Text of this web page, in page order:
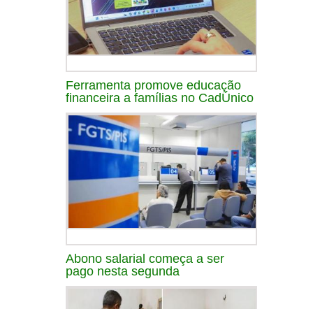
Ferramenta promove educação
financeira a famílias no CadÚnico
Abono salarial começa a ser
pago nesta segunda